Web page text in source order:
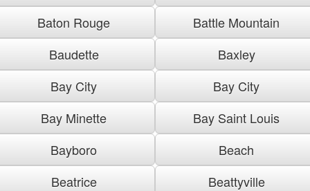
Baton Rouge
Battle Mountain
Baudette
Baxley
Bay City
Bay City
Bay Minette
Bay Saint Louis
Bayboro
Beach
Beatrice
Beattyville